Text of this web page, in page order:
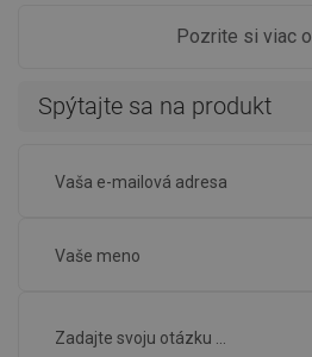
Pozrite si viac
Spýtajte sa na produkt